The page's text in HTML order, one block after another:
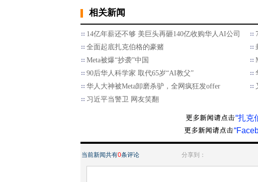
相关新闻
14亿年薪还不够 美巨头再砸140亿收购华人AI公司
全面起底扎克伯格的豪赌
Meta被爆“抄袭”中国
90后华人科学家 取代65岁“AI教父”
华人大神被Meta卸磨杀驴，全网疯狂发offer
习近平当警卫 网友笑翻
“扎克
当前新闻共有0条评论 分享到：